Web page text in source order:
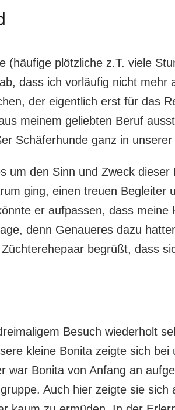
plötzliche z.T. viele
dass ich vorläufig nicht mehr
der eigentlich erst für das
meinem geliebten Beruf
Schäferhunde ganz in
um den Sinn und Zweck
ging, einen treuen Begleiter
er aufpassen, dass
denn Genaueres dazu
begrüßt, dass
Besuch wiederholt
kleine Bonita zeigte sich
Bonita von Anfang an
Auch hier zeigte sie